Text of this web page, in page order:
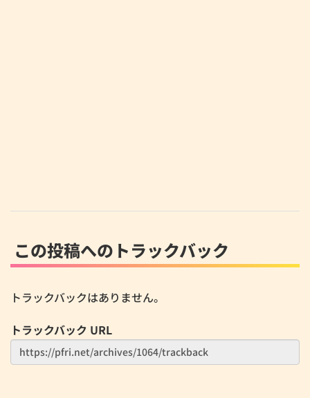
この投稿へのトラックバック
トラックバックはありません。
トラックバック URL